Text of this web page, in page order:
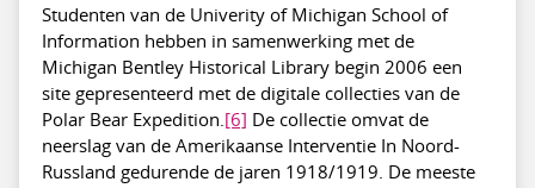
Studenten van de Univerity of Michigan School of
Information hebben in samenwerking met de
Michigan Bentley Historical Library begin 2006 een
site gepresenteerd met de digitale collecties van de
Polar Bear Expedition. [6] De collectie omvat de
neerslag van de Amerikaanse Interventie In Noord-
Russland gedurende de jaren 1918/1919. De meeste